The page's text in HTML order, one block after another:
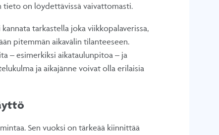
on löydettävissä vaivattomasti.
tarkastella joka viikkopalaverissa,
pitemmän aikavälin tilanteeseen.
– esimerkiksi aikataulunpitoa – ja
ja aikajänne voivat olla erilaisia
Sen vuoksi on tärkeää kiinnittää